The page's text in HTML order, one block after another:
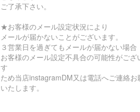
ご了承下さい。
★お客様のメール設定状況により
メールが届かないことがございます。
３営業日を過ぎてもメールが届かない場合
お客様のメール設定不具合の可能性がござ
す
ため当店instagramDM又は電話へご連絡お
いたします。